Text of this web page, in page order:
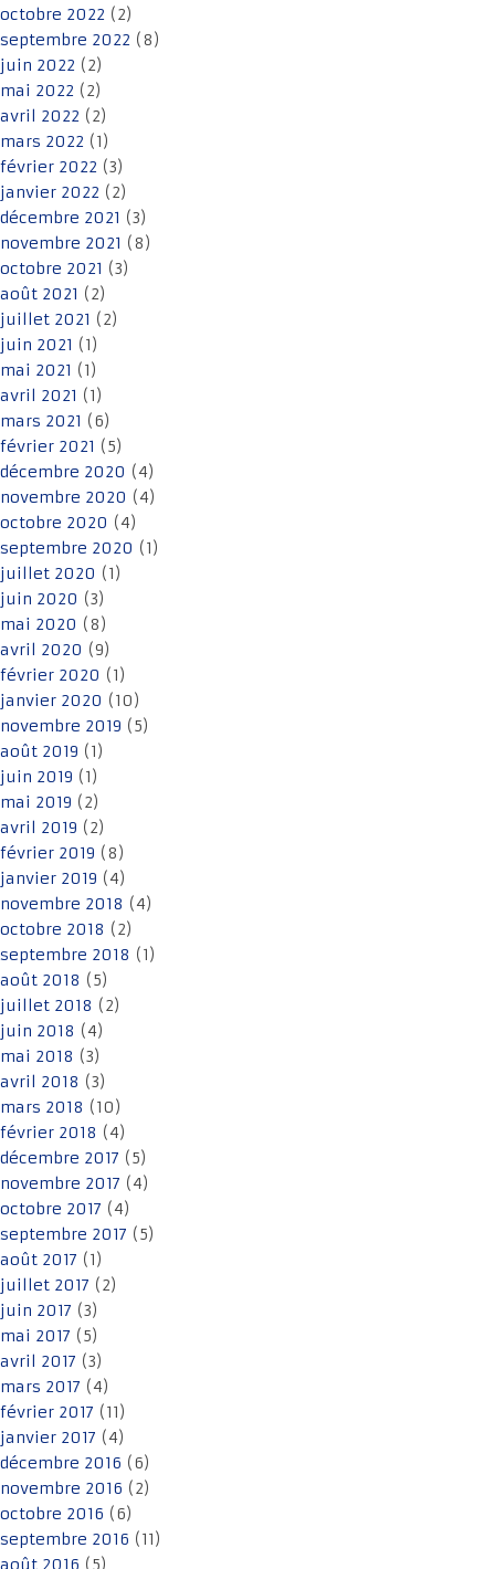
octobre 2022 (2)
septembre 2022 (8)
juin 2022 (2)
mai 2022 (2)
avril 2022 (2)
mars 2022 (1)
février 2022 (3)
janvier 2022 (2)
décembre 2021 (3)
novembre 2021 (8)
octobre 2021 (3)
août 2021 (2)
juillet 2021 (2)
juin 2021 (1)
mai 2021 (1)
avril 2021 (1)
mars 2021 (6)
février 2021 (5)
décembre 2020 (4)
novembre 2020 (4)
octobre 2020 (4)
septembre 2020 (1)
juillet 2020 (1)
juin 2020 (3)
mai 2020 (8)
avril 2020 (9)
février 2020 (1)
janvier 2020 (10)
novembre 2019 (5)
août 2019 (1)
juin 2019 (1)
mai 2019 (2)
avril 2019 (2)
février 2019 (8)
janvier 2019 (4)
novembre 2018 (4)
octobre 2018 (2)
septembre 2018 (1)
août 2018 (5)
juillet 2018 (2)
juin 2018 (4)
mai 2018 (3)
avril 2018 (3)
mars 2018 (10)
février 2018 (4)
décembre 2017 (5)
novembre 2017 (4)
octobre 2017 (4)
septembre 2017 (5)
août 2017 (1)
juillet 2017 (2)
juin 2017 (3)
mai 2017 (5)
avril 2017 (3)
mars 2017 (4)
février 2017 (11)
janvier 2017 (4)
décembre 2016 (6)
novembre 2016 (2)
octobre 2016 (6)
septembre 2016 (11)
août 2016 (5)